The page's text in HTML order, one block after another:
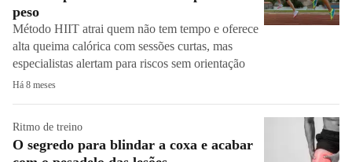
peso
Método HIIT atrai quem não tem tempo e oferece
alta queima calórica com sessões curtas, mas
especialistas alertam para riscos sem orientação
Há 8 meses
Ritmo de treino
O segredo para blindar a coxa e acabar